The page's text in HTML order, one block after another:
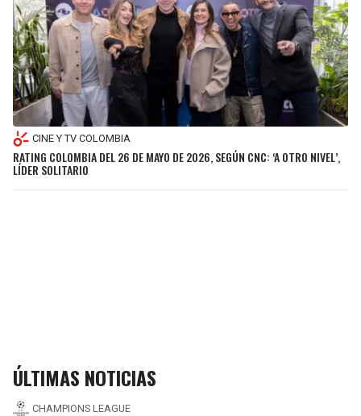
CINE Y TV COLOMBIA
RATING COLOMBIA DEL 26 DE MAYO DE 2026, SEGÚN CNC: ‘A OTRO NIVEL’,
LÍDER SOLITARIO
ÚLTIMAS NOTICIAS
CHAMPIONS LEAGUE